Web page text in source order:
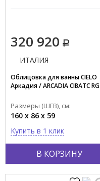
320 920
В КОРЗИНУ
ИТАЛИЯ
Облицовка для ванны CIELO
Аркадия / ARCADIA CIBATC RG
Размеры (ШГВ), см:
160 x 86 x 59
Купить в 1 клик